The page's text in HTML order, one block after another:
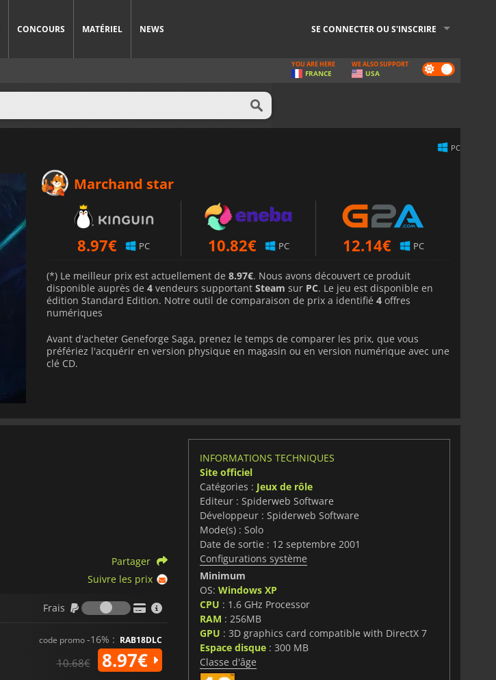
CONCOURS MATÉRIEL NEWS SE CONNECTER OU S'INSCRIRE
Dark
mode
YOU ARE HERE
FRANCE
WE ALSO SUPPORT
USA
PC
Marchand star
8.97€ PC 10.82€ PC 12.14€ PC
(*) Le meilleur prix est actuellement de 8.97€. Nous avons découvert ce produit
disponible auprès de 4 vendeurs supportant Steam sur PC. Le jeu est disponible en
édition Standard Edition. Notre outil de comparaison de prix a identifié 4 offres
numériques
Avant d'acheter Geneforge Saga, prenez le temps de comparer les prix, que vous
préfériez l'acquérir en version physique en magasin ou en version numérique avec une
clé CD.
Partager
Suivre les prix
Frais
Frais
code promo-16% : RAB18DLC
10.68€ 8.97€
INFORMATIONS TECHNIQUES
Site officiel
Catégories : Jeux de rôle
Editeur : Spiderweb Software
Développeur : Spiderweb Software
Mode(s) : Solo
Date de sortie : 12 septembre 2001
Configurations système
Minimum
OS: Windows XP
CPU : 1.6 GHz Processor
RAM : 256MB
GPU : 3D graphics card compatible with DirectX 7
Espace disque: 300 MB
Classe d'âge